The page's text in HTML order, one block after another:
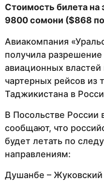
Стоимость билета на
9800 сомони ($868
Авиакомпания
получила
авиационных
чартерных рейсов из
Таджикистана в
В Посольстве России
сообщают, что
будет летать по
направлениям:
Душанбе –